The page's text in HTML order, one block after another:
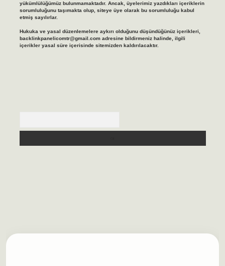
yükümlülüğümüz bulunmamaktadır. Ancak, üyelerimiz yazdıkları içeriklerin
sorumluluğunu taşımakta olup, siteye üye olarak bu sorumluluğu kabul
etmiş sayılırlar.
Hukuka ve yasal düzenlemelere aykırı olduğunu düşündüğünüz içerikleri,
backlinkpanelicomtr@gmail.comadresine bildirmeniz halinde, ilgili
içerikler yasal süre içerisinde sitemizden kaldırılacaktır.